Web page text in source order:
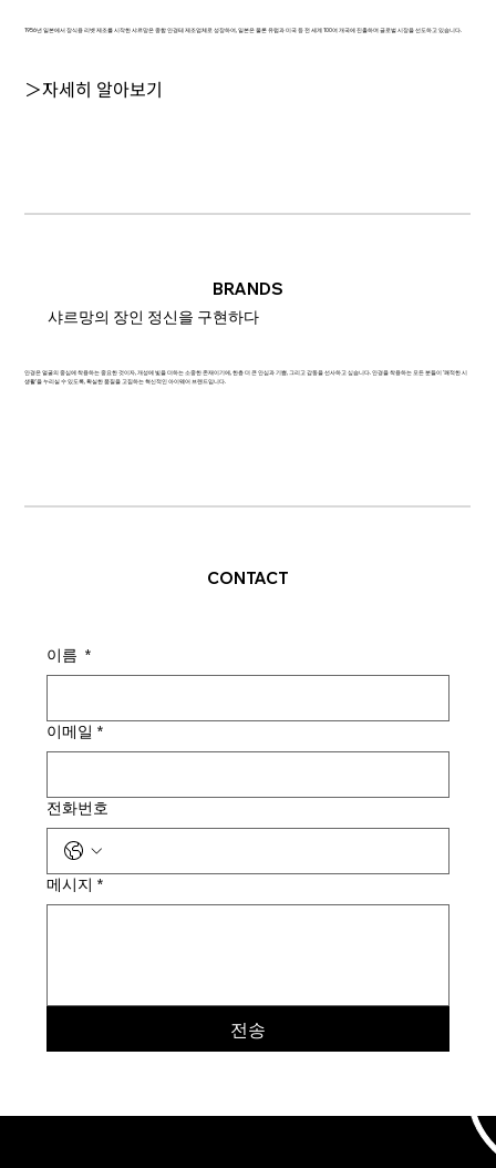
1956년 일본에서 장식용 리벳 제조를 시작한 샤르망은 종합 안경테 제조업체로 성장하여, 일본은 물론 유럽과 미국 등 전 세계 100여 개국에 진출하며 글로벌 시장을 선도하고 있습니다.
＞자세히 알아보기
BRANDS
샤르망의 장인 정신을 구현하다
안경은 얼굴의 중심에 착용하는 중요한 것이자, 개성에 빛을 더하는 소중한 존재이기에, 한층 더 큰 안심과 기쁨, 그리고 감동을 선사하고 싶습니다. 안경을 착용하는 모든 분들이 '쾌적한 시
생활'을 누리실 수 있도록, 확실한 품질을 고집하는 혁신적인 아이웨어 브랜드입니다.
CONTACT
이름 *
이메일 *
전화번호
메시지 *
전송